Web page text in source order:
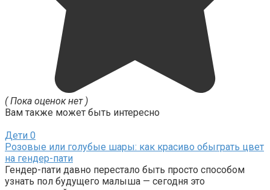
( Пока оценок нет )
Вам также может быть интересно
Дети 0
Розовые или голубые шары: как красиво обыграть цвет
на гендер-пати
Гендер-пати давно перестало быть просто способом
узнать пол будущего малыша — сегодня это